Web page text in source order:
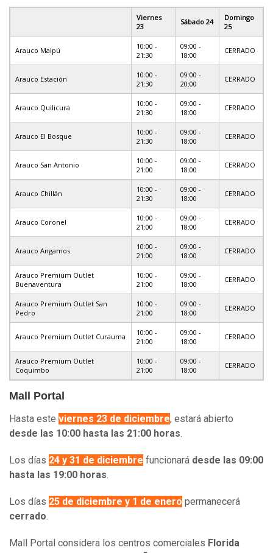
Viernes
23
Sábado 24
Domingo
25
Arauco Maipú
10:00 -
21:30
09:00 -
18:00
CERRADO
Arauco Estación
10:00 -
21:30
09:00 -
20:00
CERRADO
Arauco Quilicura
10:00 -
21:30
09:00 -
18:00
CERRADO
Arauco El Bosque
10:00 -
21:30
09:00 -
18:00
CERRADO
Arauco San Antonio
10:00 -
21:00
09:00 -
18:00
CERRADO
Arauco Chillán
10:00 -
21:30
09:00 -
18:00
CERRADO
Arauco Coronel
10:00 -
21:00
09:00 -
18:00
CERRADO
Arauco Angamos
10:00 -
21:00
09:00 -
18:00
CERRADO
Arauco Premium Outlet
Buenaventura
10:00 -
21:00
09:00 -
18:00
CERRADO
Arauco Premium Outlet San
Pedro
10:00 -
21:00
09:00 -
18:00
CERRADO
Arauco Premium Outlet Curauma
10:00 -
21:00
09:00 -
18:00
CERRADO
Arauco Premium Outlet
Coquimbo
10:00 -
21:00
09:00 -
18:00
CERRADO
Mall Portal
Hasta este viernes 23 de diciembre, estará abierto
desde las 10:00 hasta las 21:00 horas.
Los días 24 y 31 de diciembre funcionará desde las 09:00
hasta las 19:00 horas.
Los días 25 de diciembre y 1 de enero permanecerá
cerrado.
Mall Portal considera los centros comerciales Florida